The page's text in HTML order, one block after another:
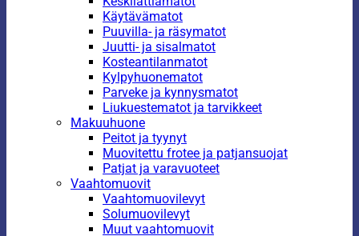
Käytävämatot
Puuvilla- ja räsymatot
Juutti- ja sisalmatot
Kosteantilanmatot
Kylpyhuonematot
Parveke ja kynnysmatot
Liukuestematot ja tarvikkeet
Makuuhuone
Peitot ja tyynyt
Muovitettu frotee ja patjansuojat
Patjat ja varavuoteet
Vaahtomuovit
Vaahtomuovilevyt
Solumuovilevyt
Muut vaahtomuovit